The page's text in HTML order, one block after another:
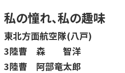
私の憧れ、私の趣味
東北方面航空隊(八戸)
3陸曹 森 智洋
3陸曹 阿部竜太郎